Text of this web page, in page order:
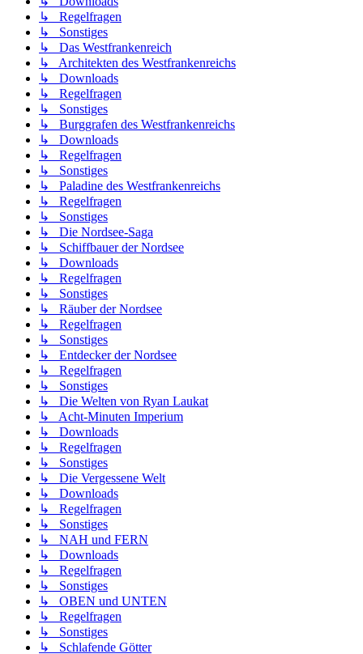
↳ Regelfragen
↳ Sonstiges
↳ Das Westfrankenreich
↳ Architekten des Westfrankenreichs
↳ Downloads
↳ Regelfragen
↳ Sonstiges
↳ Burggrafen des Westfrankenreichs
↳ Downloads
↳ Regelfragen
↳ Sonstiges
↳ Paladine des Westfrankenreichs
↳ Regelfragen
↳ Sonstiges
↳ Die Nordsee-Saga
↳ Schiffbauer der Nordsee
↳ Downloads
↳ Regelfragen
↳ Sonstiges
↳ Räuber der Nordsee
↳ Regelfragen
↳ Sonstiges
↳ Entdecker der Nordsee
↳ Regelfragen
↳ Sonstiges
↳ Die Welten von Ryan Laukat
↳ Acht-Minuten Imperium
↳ Downloads
↳ Regelfragen
↳ Sonstiges
↳ Die Vergessene Welt
↳ Downloads
↳ Regelfragen
↳ Sonstiges
↳ NAH und FERN
↳ Downloads
↳ Regelfragen
↳ Sonstiges
↳ OBEN und UNTEN
↳ Regelfragen
↳ Sonstiges
↳ Schlafende Götter